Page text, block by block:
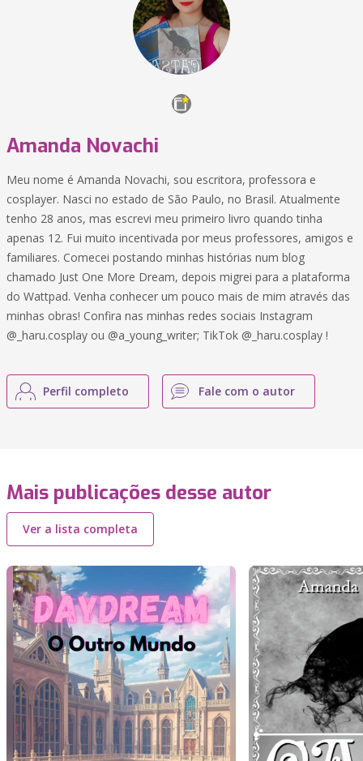
Amanda Novachi
Meu nome é Amanda Novachi, sou escritora, professora e
cosplayer. Nasci no estado de São Paulo, no Brasil. Atualmente
tenho 28 anos, mas escrevi meu primeiro livro quando tinha
apenas 12. Fui muito incentivada por meus professores, amigos e
familiares. Comecei postando minhas histórias num blog
chamado Just One More Dream, depois migrei para a plataforma
do Wattpad. Venha conhecer um pouco mais de mim através das
minhas obras! Confira nas minhas redes sociais Instagram
@_haru.cosplay ou @a_young_writer; TikTok @_haru.cosplay !
Perfil completo Fale com o autor
Mais publicações desse autor
Ver a lista completa